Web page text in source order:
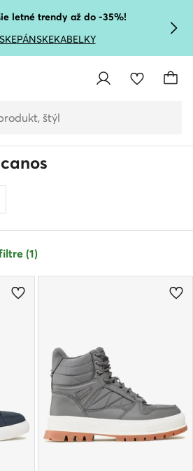
letné trendy až do -35%!
PÁNSKEKABELKY
štýl
(1)